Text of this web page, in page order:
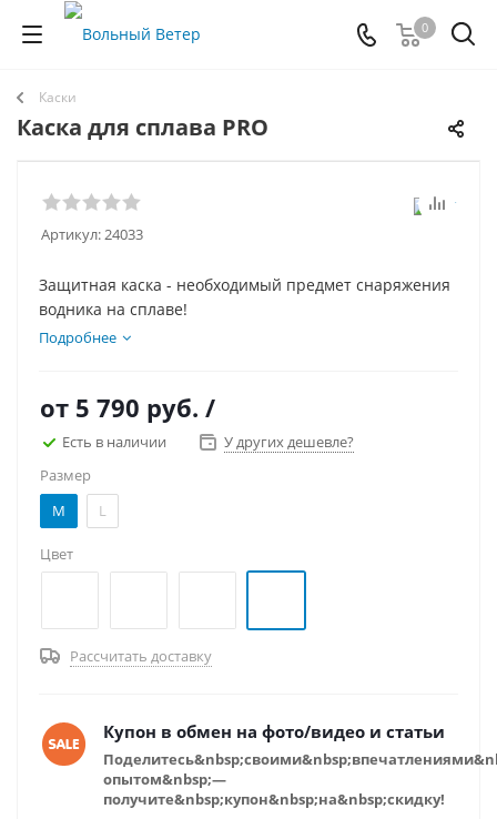
0
Каски
Каска для сплава PRO
Артикул:24033
Защитная каска - необходимый предмет снаряжения
водника на сплаве!
Подробнее
от 5 790 руб. /
Есть в наличии
У других дешевле?
Размер
M
L
Цвет
Рассчитать доставку
Купон в обмен на фото/видео и статьи
опытом&nbsp;—
получите&nbsp;купон&nbsp;на&nbsp;скидку!